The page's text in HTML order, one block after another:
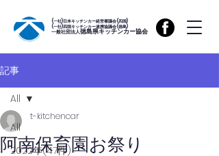
(一社)日本キッチンカー経営審議会(四国)
(一社)四国キッチンカー連携協議会(徳島)
一般社団法人徳島県キッチンカー協会
記事
All
2022年(47件)
All
阿南保育園お祭り
t-kitchencar